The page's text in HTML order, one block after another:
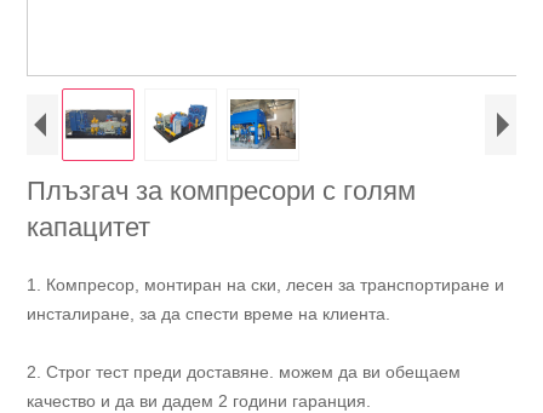
Плъзгач за компресори с голям
капацитет
1. Компресор, монтиран на ски, лесен за транспортиране и
инсталиране, за да спести време на клиента.
2. Строг тест преди доставяне. можем да ви обещаем
качество и да ви дадем 2 години гаранция.